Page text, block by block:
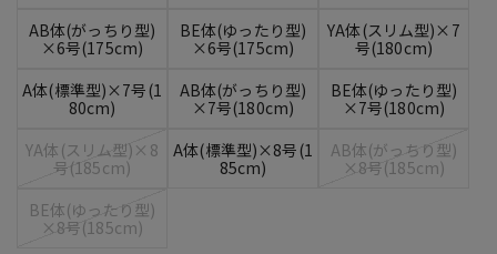
AB体(がっちり型)
×6号(175cm)
BE体(ゆったり型)
×6号(175cm)
YA体(スリム型)×7
号(180cm)
A体(標準型)×7号(1
80cm)
AB体(がっちり型)
×7号(180cm)
BE体(ゆったり型)
×7号(180cm)
YA体(スリム型)×8
号(185cm)
A体(標準型)×8号(1
85cm)
AB体(がっちり型)
×8号(185cm)
BE体(ゆったり型)
×8号(185cm)